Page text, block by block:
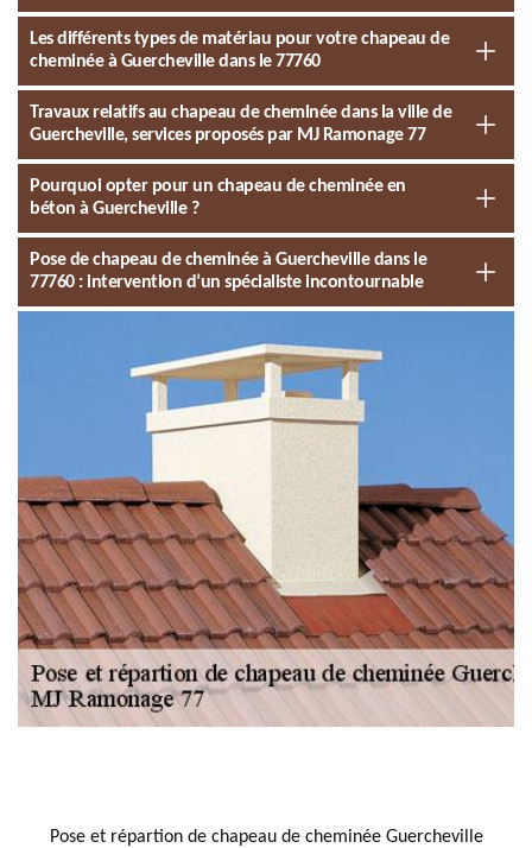
Les différents types de matériau pour votre chapeau de
cheminée à Guercheville dans le 77760
Travaux relatifs au chapeau de cheminée dans la ville de
Guercheville, services proposés par MJ Ramonage 77
Pourquoi opter pour un chapeau de cheminée en
béton à Guercheville ?
Pose de chapeau de cheminée à Guercheville dans le
77760 : intervention d’un spécialiste incontournable
Pose et répartion de chapeau de cheminée Guercheville